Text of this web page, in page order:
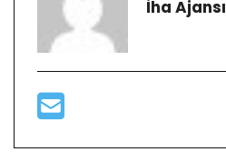
İha Ajansı